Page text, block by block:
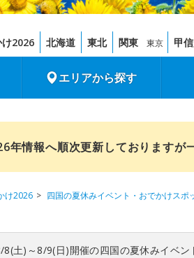
2026 北海道 東北 関東 東京 甲
エリアから探す
年情報へ順次更新しておりますが
け2026 四国の夏休みイベント・おでかけスポ
8(土)～8/9(日)開催の四国の夏休みイベン